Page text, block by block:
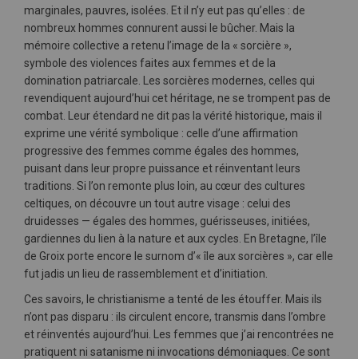
marginales, pauvres, isolées. Et il n’y eut pas qu’elles : de
nombreux hommes connurent aussi le bûcher. Mais la
mémoire collective a retenu l’image de la « sorcière »,
symbole des violences faites aux femmes et de la
domination patriarcale. Les sorcières modernes, celles qui
revendiquent aujourd’hui cet héritage, ne se trompent pas de
combat. Leur étendard ne dit pas la vérité historique, mais il
exprime une vérité symbolique : celle d’une affirmation
progressive des femmes comme égales des hommes,
puisant dans leur propre puissance et réinventant leurs
traditions. Si l’on remonte plus loin, au cœur des cultures
celtiques, on découvre un tout autre visage : celui des
druidesses — égales des hommes, guérisseuses, initiées,
gardiennes du lien à la nature et aux cycles. En Bretagne, l’île
de Groix porte encore le surnom d’« île aux sorcières », car elle
fut jadis un lieu de rassemblement et d’initiation.
Ces savoirs, le christianisme a tenté de les étouffer. Mais ils
n’ont pas disparu : ils circulent encore, transmis dans l’ombre
et réinventés aujourd’hui. Les femmes que j’ai rencontrées ne
pratiquent ni satanisme ni invocations démoniaques. Ce sont